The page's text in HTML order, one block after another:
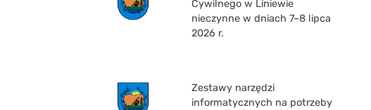
Cywilnego w Liniewie
nieczynne w dniach 7–8 lipca
2026 r.
Zestawy narzędzi
informatycznych na potrzeby